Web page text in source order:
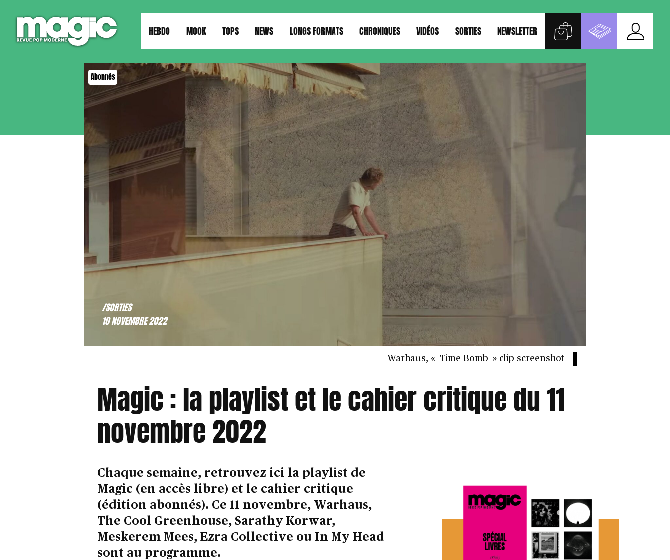
HEBDO MOOK TOPS NEWS LONGS FORMATS CHRONIQUES VIDÉOS SORTIES NEWSLETTER
Abonnés
/SORTIES
10 NOVEMBRE 2022
Warhaus, « Time Bomb » clip screenshot
Magic : la playlist et le cahier critique du 11
novembre 2022
Chaque semaine, retrouvez ici la playlist de
Magic (en accès libre) et le cahier critique
(édition abonnés). Ce 11 novembre, Warhaus,
The Cool Greenhouse, Sarathy Korwar,
Meskerem Mees, Ezra Collective ou In My Head
sont au programme.